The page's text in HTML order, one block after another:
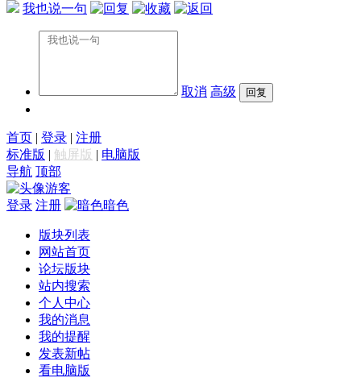
我也说一句
取消 高级
首页 | 登录 | 注册
标准版 | 触屏版 | 电脑版
导航 顶部
游客
登录 注册 暗色
版块列表
网站首页
论坛版块
站内搜索
个人中心
我的消息
我的提醒
发表新帖
看电脑版